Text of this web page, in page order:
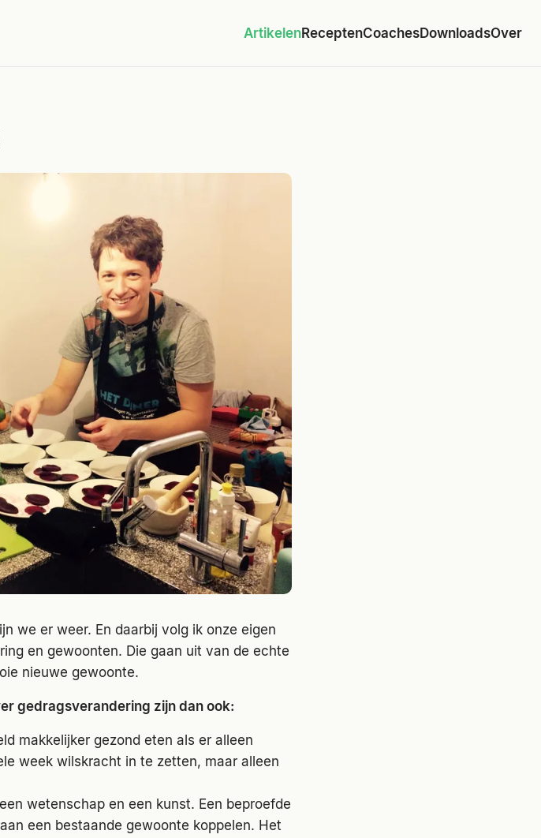
ArtikelenReceptenCoachesDownloadsOver
we er weer. En daarbij volg ik onze eigen
en gewoonten. Die gaan uit van de echte
nieuwe gewoonte.
gedragsverandering zijn dan ook:
makkelijker gezond eten als er alleen
week wilskracht in te zetten, maar alleen
wetenschap en een kunst. Een beproefde
een bestaande gewoonte koppelen. Het